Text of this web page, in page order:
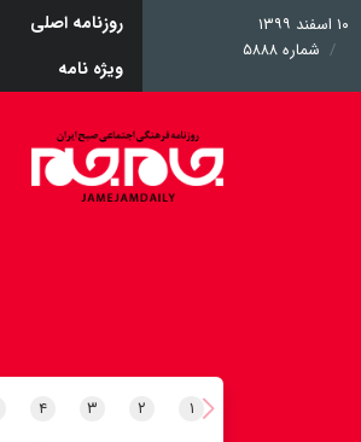
۱۰ اسفند ۱۳۹۹
شماره ۵۸۸۸
روزنامه اصلی
ویژه نامه
۱ ۲ ۳ ۴